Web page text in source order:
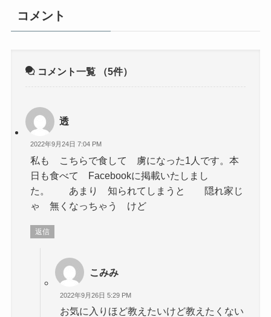
コメント
コメント一覧 （5件）
透
2022年9月24日 7:04 PM
私も こちらで食して 虜になった1人です。本
日も食べて Facebookに掲載いたしまし
た。 あまり 知られてしまうと 隠れ家じ
ゃ 無くなっちゃう けど
返信
こみみ
2022年9月26日 5:29 PM
お気に入りほど教えたいけど教えたくない